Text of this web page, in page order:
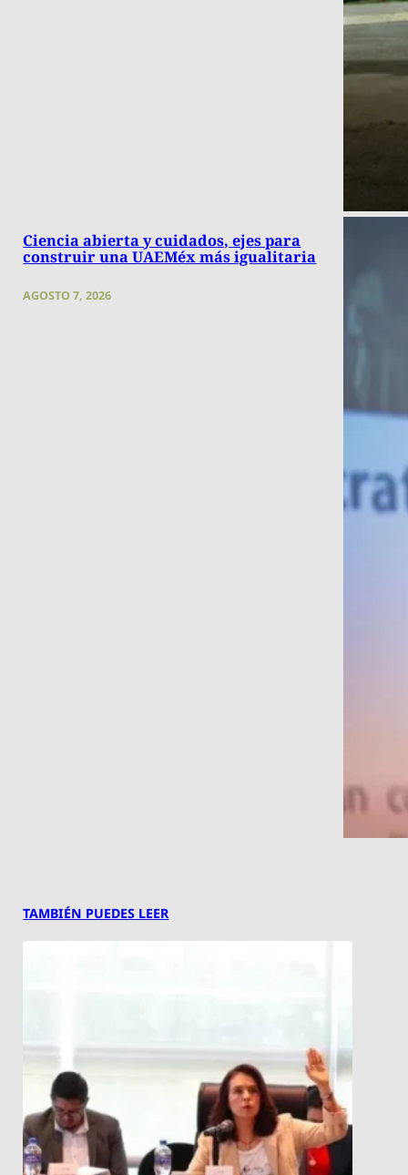
Ciencia abierta y cuidados, ejes para
construir una UAEMéx más igualitaria
AGOSTO 7, 2026
TAMBIÉN PUEDES LEER